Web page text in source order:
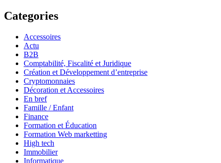
Categories
Accessoires
Actu
B2B
Comptabilité, Fiscalité et Juridique
Création et Développement d’entreprise
Cryptomonnaies
Décoration et Accessoires
En bref
Famille / Enfant
Finance
Formation et Éducation
Formation Web marketting
High tech
Immobilier
Informatique